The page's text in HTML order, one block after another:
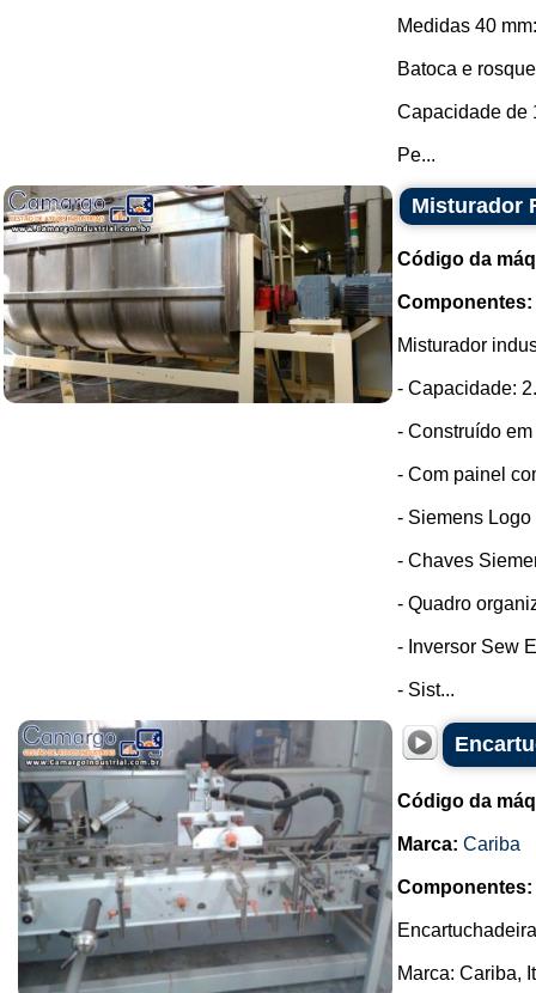
Medidas 40
Batoca e
Capacidade de
Pe...
Misturador
Código da
Componentes:
Misturador
- Capacidade:
- Construído
- Com painel
- Siemens Logo
- Chaves
- Quadro
- Inversor Sew
- Sist...
Código da
Marca: Cariba
Componentes:
Marca: Cariba,